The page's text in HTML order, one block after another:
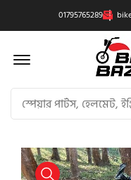
01795765289
Offcanvas Menu